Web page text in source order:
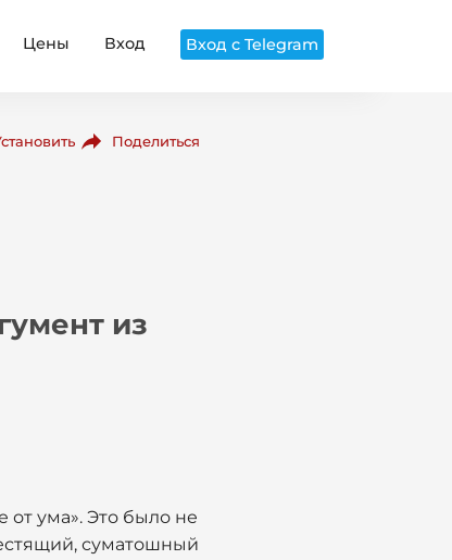
Цены Вход Вход с Telegram
Поделиться
из
ума». Это было не
суматошный